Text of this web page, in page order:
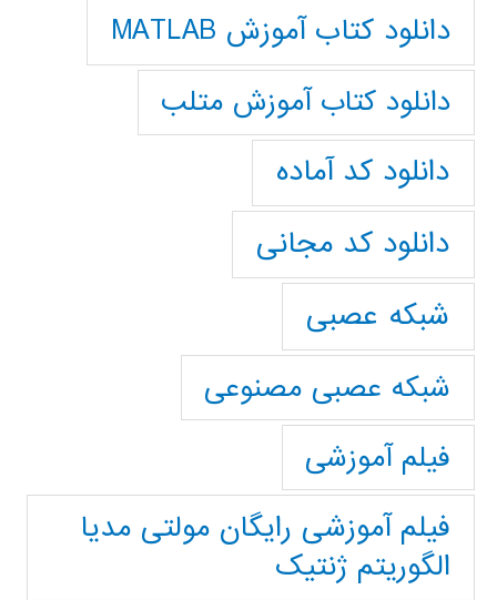
دانلود کتاب آموزش MATLAB
دانلود کتاب آموزش متلب
دانلود کد آماده
دانلود کد مجانی
شبکه عصبی
شبکه عصبی مصنوعی
فیلم آموزشی
فیلم آموزشی رایگان مولتی مدیا
الگوریتم ژنتیک